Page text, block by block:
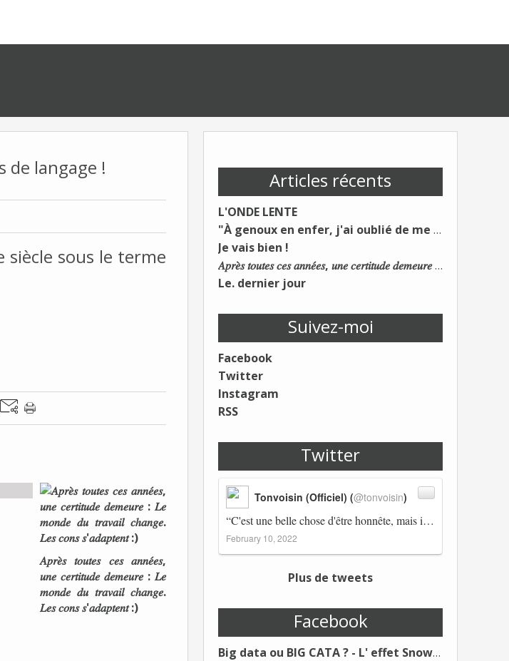
Articles récents
L'ONDE LENTE
"À genoux en enfer, j'ai oublié de me taire"
Je vais bien !
𝐴𝑝𝑟𝑒̀𝑠 𝑡𝑜𝑢𝑡𝑒𝑠 𝑐𝑒𝑠 𝑎𝑛𝑛𝑒́𝑒𝑠, 𝑢𝑛𝑒 𝑐𝑒𝑟𝑡𝑖𝑡𝑢𝑑𝑒 𝑑𝑒𝑚𝑒𝑢𝑟𝑒 : 𝐿𝑒 𝑚𝑜𝑛𝑑𝑒 𝑑𝑢 𝑡𝑟𝑎𝑣𝑎𝑖𝑙 𝑐ℎ𝑎𝑛𝑔𝑒. 𝐿𝑒𝑠 𝑐𝑜𝑛𝑠 𝑠'𝑎𝑑𝑎𝑝𝑡𝑒𝑛𝑡 :)
Le. dernier jour
Suivez-moi
Facebook
Twitter
Instagram
RSS
Twitter
“C'est une belle chose d'être honnête, mais il est également important d'avoir raison.” Winston Churchill Réplico…
Tonvoisin (Officiel) (@tonvoisin)
February 10, 2022
Plus de tweets
Facebook
Big data ou BIG CATA ? - L' effet Snowden - Editions Kawa - Un Éditeur différent !
de langage !
siècle sous le terme
𝐴𝑝𝑟𝑒̀𝑠 𝑡𝑜𝑢𝑡𝑒𝑠 𝑐𝑒𝑠 𝑎𝑛𝑛𝑒́𝑒𝑠,
𝑢𝑛𝑒 𝑐𝑒𝑟𝑡𝑖𝑡𝑢𝑑𝑒 𝑑𝑒𝑚𝑒𝑢𝑟𝑒 : 𝐿𝑒
𝑚𝑜𝑛𝑑𝑒 𝑑𝑢 𝑡𝑟𝑎𝑣𝑎𝑖𝑙 𝑐ℎ𝑎𝑛𝑔𝑒.
𝐿𝑒𝑠 𝑐𝑜𝑛𝑠 𝑠'𝑎𝑑𝑎𝑝𝑡𝑒𝑛𝑡 :)